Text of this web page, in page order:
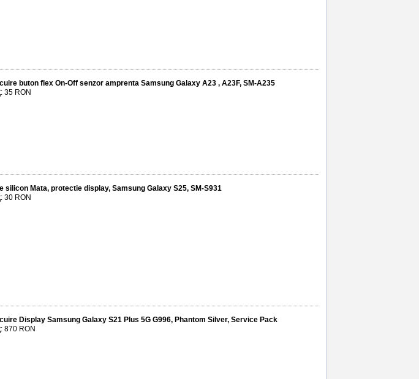
buton flex On-Off senzor amprenta Samsung Galaxy A23 , A23F, SM-A235
35 RON
silicon Mata, protectie display, Samsung Galaxy S25, SM-S931
30 RON
Display Samsung Galaxy S21 Plus 5G G996, Phantom Silver, Service Pack
870 RON